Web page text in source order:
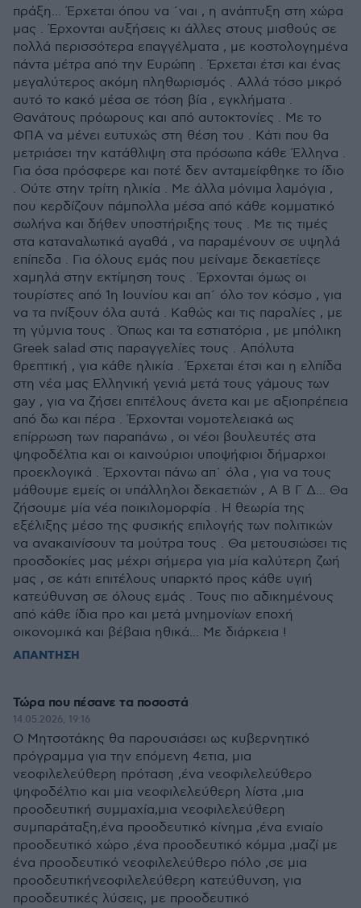
πράξη... Έρχεται όπου να ΄ναι , η ανάπτυξη στη χώρα
μας . Έρχονται αυξήσεις κι άλλες στους μισθούς σε
πολλά περισσότερα επαγγέλματα , με κοστολογημένα
πάντα μέτρα από την Ευρώπη . Έρχεται έτσι και ένας
μεγαλύτερος ακόμη πληθωρισμός . Αλλά τόσο μικρό
αυτό το κακό μέσα σε τόση βία , εγκλήματα .
Θανάτους πρόωρους και από αυτοκτονίες . Με το
ΦΠΑ να μένει ευτυχώς στη θέση του . Κάτι που θα
μετριάσει την κατάθλιψη στα πρόσωπα κάθε Έλληνα .
Για όσα πρόσφερε και ποτέ δεν ανταμείφθηκε το ίδιο
. Ούτε στην τρίτη ηλικία . Με άλλα μόνιμα λαμόγια ,
που κερδίζουν πάμπολλα μέσα από κάθε κομματικό
σωλήνα και δήθεν υποστήριξης τους . Με τις τιμές
στα καταναλωτικά αγαθά , να παραμένουν σε υψηλά
επίπεδα . Για όλους εμάς που μείναμε δεκαετίεςε
χαμηλά στην εκτίμηση τους . Έρχονται όμως οι
τουρίστες από 1η Ιουνίου και απ΄ όλο τον κόσμο , για
να τα πνίξουν όλα αυτά . Καθώς και τις παραλίες , με
τη γύμνια τους . Όπως και τα εστιατόρια , με μπόλικη
Greek salad στις παραγγελίες τους . Απόλυτα
θρεπτική , για κάθε ηλικία . Έρχεται έτσι και η ελπίδα
στη νέα μας Ελληνική γενιά μετά τους γάμους των
gay , για να ζήσει επιτέλους άνετα και με αξιοπρέπεια
από δω και πέρα . Έρχονται νομοτελειακά ως
επίρρωση των παραπάνω , οι νέοι βουλευτές στα
ψηφοδέλτια και οι καινούριοι υποψήφιοι δήμαρχοι
προεκλογικά . Έρχονται πάνω απ΄ όλα , για να τους
μάθουμε εμείς οι υπάλληλοι δεκαετιών , Α Β Γ Δ... Θα
ζήσουμε μία νέα ποικιλομορφία . Η θεωρία της
εξέλιξης μέσο της φυσικής επιλογής των πολιτικών
να ανακαινίσουν τα μούτρα τους . Θα μετουσιώσει τις
προσδοκίες μας μέχρι σήμερα για μία καλύτερη ζωή
μας , σε κάτι επιτέλους υπαρκτό προς κάθε υγιή
κατεύθυνση σε όλους εμάς . Τους πιο αδικημένους
από κάθε ίδια προ και μετά μνημονίων εποχή
οικονομικά και βέβαια ηθικά... Με διάρκεια !
ΑΠΑΝΤΗΣΗ
Τώρα που πέσανε τα ποσοστά
14.05.2026, 19:16
Ο Μητσοτάκης θα παρουσιάσει ως κυβερνητικό
πρόγραμμα για την επόμενη 4ετια, μια
νεοφιλελεύθερη πρόταση ,ένα νεοφιλελεύθερο
ψηφοδέλτιο και μια νεοφιλελεύθερη λίστα ,μια
προοδευτική συμμαχία,μια νεοφιλελεύθερη
συμπαράταξη,ένα προοδευτικό κίνημα ,ένα ενιαίο
προοδευτικό χώρο ,ένα προοδευτικό κόμμα ,μαζί με
ένα προοδευτικό νεοφιλελεύθερο πόλο ,σε μια
προοδευτικήνεοφιλελεύθερη κατεύθυνση, για
προοδευτικές λύσεις, με προοδευτικό